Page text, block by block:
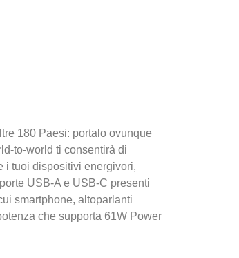
180 Paesi: portalo ovunque
to-world ti consentirà di
i tuoi dispositivi energivori,
USB-A e USB-C presenti
smartphone, altoparlanti
che supporta 61W Power